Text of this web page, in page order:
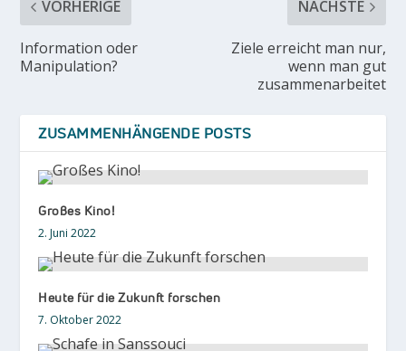
VORHERIGE
Information oder
Manipulation?
NÄCHSTE
Ziele erreicht man nur,
wenn man gut
zusammenarbeitet
ZUSAMMENHÄNGENDE POSTS
Großes Kino!
2. Juni 2022
Heute für die Zukunft forschen
7. Oktober 2022